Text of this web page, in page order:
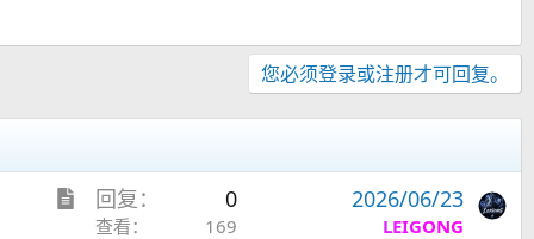
您必须登录或注册才可回复。
回复 0
查看 169
2026/06/23
LEIGONG